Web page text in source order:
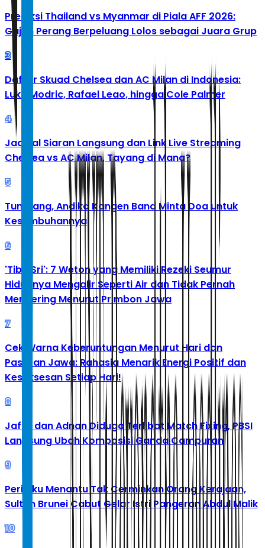
Prediksi Thailand vs Myanmar di Piala AFF 2026:
Gajah Perang Berpeluang Lolos sebagai Juara Grup
3
Daftar Skuad Chelsea dan AC Milan di Indonesia:
Luka Modric, Rafael Leao, hingga Cole Palmer
4
Jadwal Siaran Langsung dan Link Live Streaming
Chelsea vs AC Milan, Tayang di Mana?
5
Tumbang, Andika Kangen Band Minta Doa untuk
Kesembuhannya
6
'Tibo Sri': 7 Weton yang Memiliki Rezeki Seumur
Hidupnya Mengalir Seperti Air dan Tidak Pernah
Mengering Menurut Primbon Jawa
7
Cek Warna Keberuntungan Menurut Hari dan
Pasaran Jawa: Rahasia Menarik Energi Positif dan
Kesuksesan Setiap Hari!
8
Jafar dan Adnan Diduga Terlibat Match Fixing, PBSI
Langsung Ubah Komposisi Ganda Campuran
9
Perilaku Menantu Tak Cerminkan Orang Kerajaan,
Sultan Brunei Cabut Gelar Istri Pangeran Abdul Malik
10